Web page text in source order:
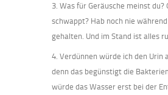
3. Was für Geräusche meinst du?
schwappt? Hab noch nie
gehalten. Und im Stand ist alles
4. Verdünnen würde ich den Urin
denn das begünstigt die
würde das Wasser erst bei der